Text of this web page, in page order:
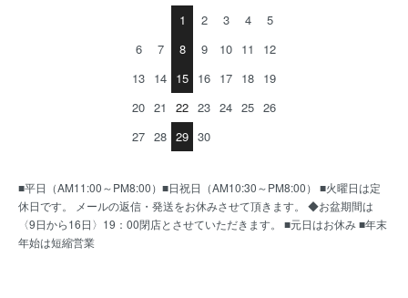
1
2 3 4
5
6
7 8 9 10 11
12
13 14 15 16 17 18 19
20 21 22 23 24 25 26
27 28 29 30
■平日（AM11:00～PM8:00）■日祝日（AM10:30～PM8:00） ■火曜日は定
休日です。 メールの返信・発送をお休みさせて頂きます。 ◆お盆期間は
〈9日から16日〉19：00閉店とさせていただきます。 ■元日はお休み ■年末
年始は短縮営業